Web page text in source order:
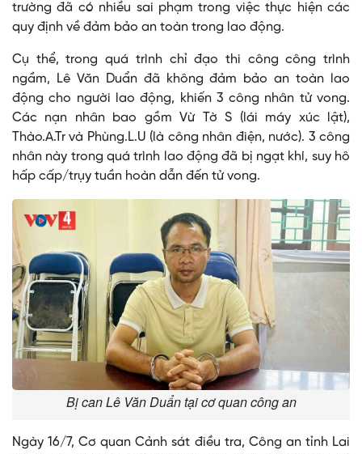
trường đã có nhiều sai phạm trong việc thực hiện các
quy định về đảm bảo an toàn trong lao động.
Cụ thể, trong quá trình chỉ đạo thi công công trình
ngầm, Lê Văn Duẩn đã không đảm bảo an toàn lao
động cho người lao động, khiến 3 công nhân tử vong.
Các nạn nhân bao gồm Vừ Tờ S (lái máy xúc lật),
Thào.A.Tr và Phùng.L.U (là công nhân điện, nước). 3 công
nhân này trong quá trình lao động đã bị ngạt khí, suy hô
hấp cấp/trụy tuần hoàn dẫn đến tử vong.
Bị can Lê Văn Duẩn tại cơ quan công an
Ngày 16/7, Cơ quan Cảnh sát điều tra, Công an tỉnh Lai